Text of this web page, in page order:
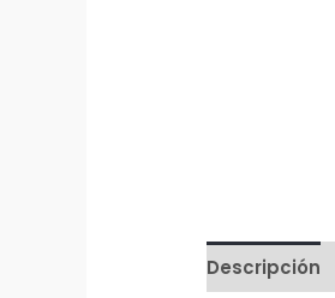
Descripción